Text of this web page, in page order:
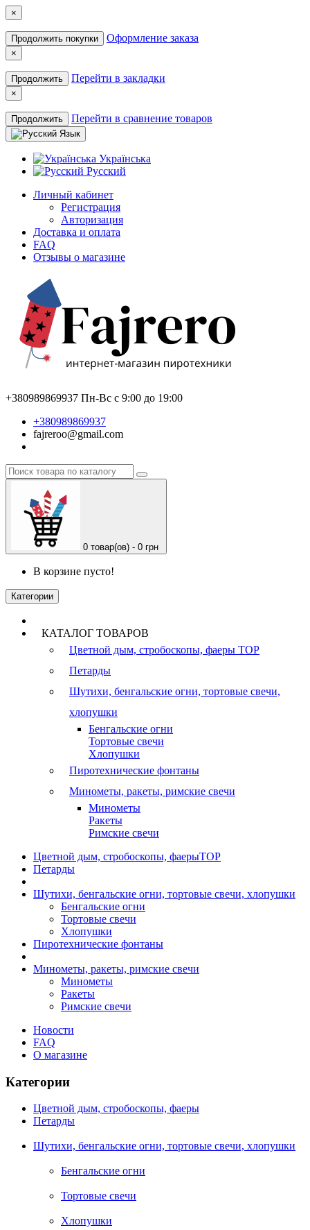
×
Продолжить покупки Оформление заказа
×
Продолжить Перейти в закладки
×
Продолжить Перейти в сравнение товаров
Язык
Українська
Русский
Личный кабинет
Регистрация
Авторизация
Доставка и оплата
FAQ
Отзывы о магазине
+380989869937 Пн-Вс с 9:00 до 19:00
+380989869937
fajreroo@gmail.com
0 товар(ов) - 0 грн
В корзине пусто!
Категории
КАТАЛОГ ТОВАРОВ
Цветной дым, стробоскопы, фаеры TOP
Петарды
Шутихи, бенгальские огни, тортовые свечи,
хлопушки
Бенгальские огни
Тортовые свечи
Хлопушки
Пиротехнические фонтаны
Минометы, ракеты, римские свечи
Минометы
Ракеты
Римские свечи
Цветной дым, стробоскопы, фаерыTOP
Петарды
Шутихи, бенгальские огни, тортовые свечи, хлопушки
Бенгальские огни
Тортовые свечи
Хлопушки
Пиротехнические фонтаны
Минометы, ракеты, римские свечи
Минометы
Ракеты
Римские свечи
Новости
FAQ
О магазине
Категории
Цветной дым, стробоскопы, фаеры
Петарды
Шутихи, бенгальские огни, тортовые свечи, хлопушки
Бенгальские огни
Тортовые свечи
Хлопушки